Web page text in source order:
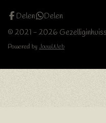
Delen
Delen
© 2021 - 2026
Powered by JouwWeb